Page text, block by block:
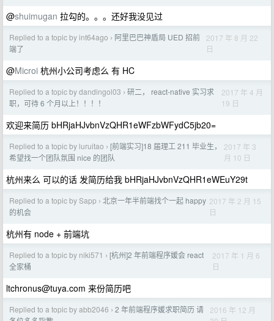
@shuimugan 拉勾的。。。还好我没见过
Replied to a topic by int64ago › 阿里巴巴神盾局 UED 招前
端了
2017 年 8 月 22
日
@Microi 杭州小公司考虑么 有 HC
Replied to a topic by dandingol03 › 研二， react-native 实习求
职，可待 6 个月以上！！！！
2017 年 4 月
19 日
欢迎来简历 bHRjaHJvbnVzQHR1eWFzbWFydC5jb20=
Replied to a topic by luruitao › [前端实习]18 届理工 211 毕业生，
希望找一个团队氛围 nice 的团队
2017 年 3
月 10 日
杭州来么 可以的话 发简历给我 bHRjaHJvbnVzQHR1eWEuY29t
Replied to a topic by Sapp › 北京一年半前端找个一起 happy
的机会
2017 年 2 月 15
日
杭州有 node + 前端坑
Replied to a topic by niki571 › [杭州]2 年前端程序媛会 react
全家桶
2017 年 1 月 6
日
ltchronus@tuya.com 来份简历吧
Replied to a topic by abb2046 › 2 年前端程序媛求职简历 请
2016 年 12 月